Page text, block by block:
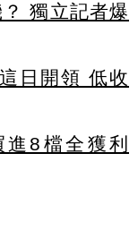
獨立記者爆
日開領 低收
8檔全獲利